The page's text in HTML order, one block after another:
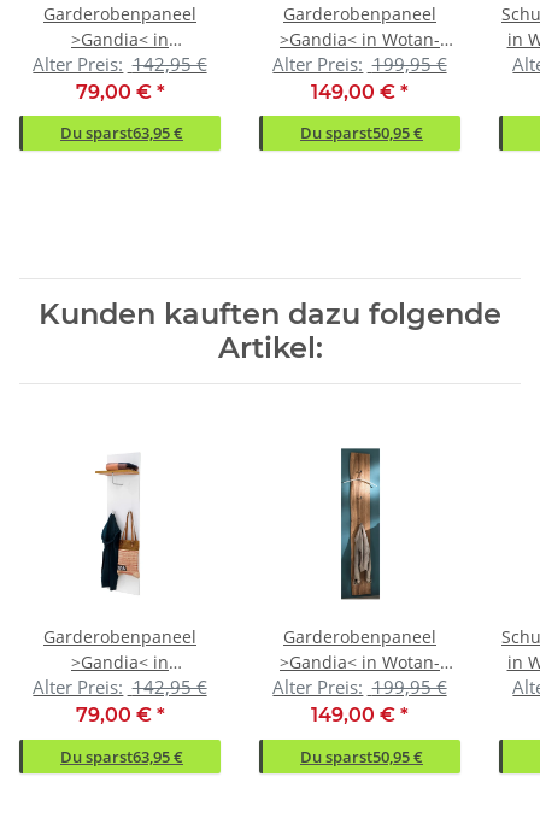
Garderobenpaneel
>Gandia< in
Weiß/Hochglanz aus
Metall - 40x149x25cm
(BxHxT)
Alter Preis: 142,95 €
79,00 € *
Du sparst63,95 €
Garderobenpaneel
>Gandia< in Wotan-
Eiche tiefgezogen
Nachbildung aus Metall
Alter Preis: 199,95 €
149,00 € *
Du sparst50,95 €
in
Kunden kauften dazu folgende
Artikel:
Garderobenpaneel
>Gandia< in
Weiß/Hochglanz aus
Metall - 40x149x25cm
(BxHxT)
Alter Preis: 142,95 €
79,00 € *
Du sparst63,95 €
Garderobenpaneel
>Gandia< in Wotan-
Eiche tiefgezogen
Nachbildung aus Metall
Alter Preis: 199,95 €
149,00 € *
Du sparst50,95 €
in